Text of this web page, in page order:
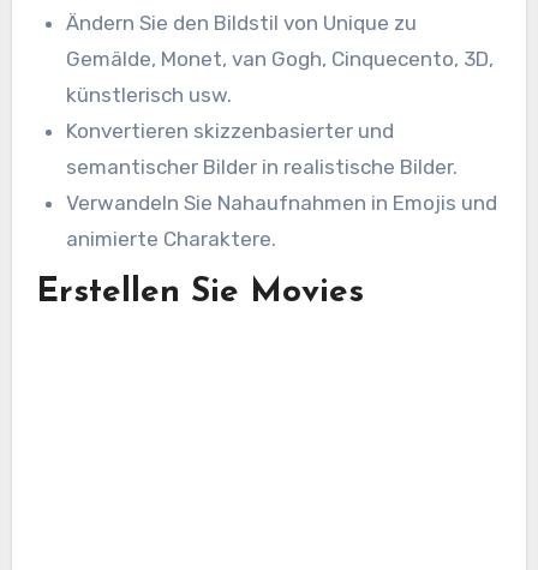
Ändern Sie den Bildstil von Unique zu
Gemälde, Monet, van Gogh, Cinquecento, 3D,
künstlerisch usw.
Konvertieren skizzenbasierter und
semantischer Bilder in realistische Bilder.
Verwandeln Sie Nahaufnahmen in Emojis und
animierte Charaktere.
Erstellen Sie Movies